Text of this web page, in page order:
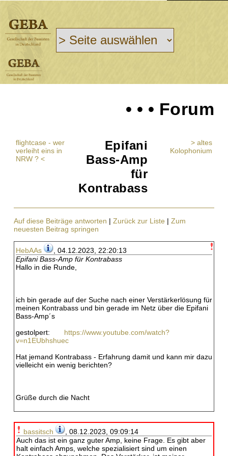
• • • Forum
flightcase - wer
verleiht eins in
NRW ? <
Epifani
Bass-Amp
für
Kontrabass
> altes
Kolophonium
Auf diese Beiträge antworten | Zurück zur Liste | Zum
neuesten Beitrag springen
HebAAs
, 04.12.2023, 22:20:13
Epifani Bass-Amp für Kontrabass
Hallo in die Runde,
ich bin gerade auf der Suche nach einer Verstärkerlösung für
meinen Kontrabass und bin gerade im Netz über die Epifani
Bass-Amp´s
gestolpert: https://www.youtube.com/watch?
v=n1EUbhshuec
Hat jemand Kontrabass - Erfahrung damit und kann mir dazu
vielleicht ein wenig berichten?
Grüße durch die Nacht
bassitsch
, 08.12.2023, 09:09:14
Auch das ist ein ganz guter Amp, keine Frage. Es gibt aber
halt einfach Amps, welche spezialisiert sind um einen